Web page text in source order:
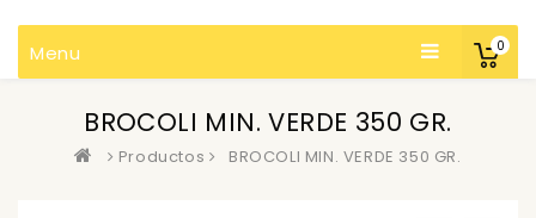
0
Menu
BROCOLI MIN. VERDE 350 GR.
Productos BROCOLI MIN. VERDE 350 GR.